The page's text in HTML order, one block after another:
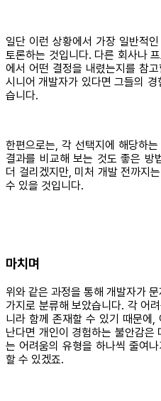
일단 이런 상황에서 가장 일반적
토론하는 것입니다. 다른 회사나
에서 어떤 결정을 내렸는지를 참
시니어 개발자가 있다면 그들의
습니다.
한편으로는, 각 선택지에 해당하
결과를 비교해 보는 것도 좋은 방
더 걸리겠지만, 미처 개발 전까지
수 있을 것입니다.
마치며
위와 같은 과정을 통해 개발자가
가지로 분류해 보았습니다. 각 어
니라 함께 존재할 수 있기 때문에
난다면 개인이 경험하는 불안감은
는 어려움의 유형을 하나씩 줄여
할 수 있겠죠.